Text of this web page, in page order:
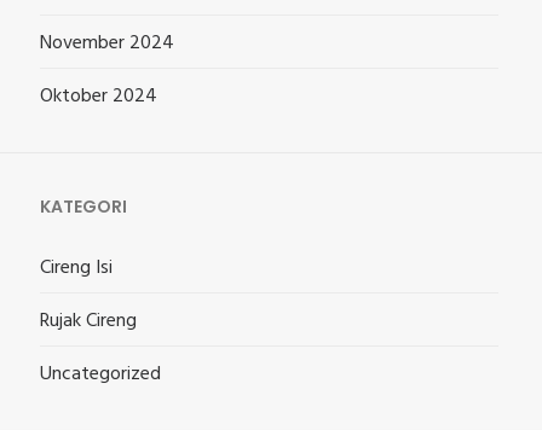
November 2024
Oktober 2024
KATEGORI
Cireng Isi
Rujak Cireng
Uncategorized